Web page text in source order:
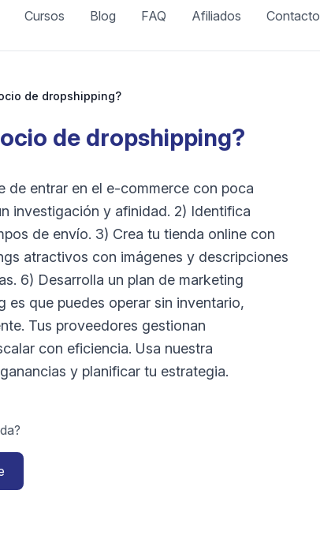
Cursos Blog FAQ Afiliados Contacto
de dropshipping?
de dropshipping?
de entrar en el e-commerce con poca
investigación y afinidad. 2) Identifica
de envío. 3) Crea tu tienda online con
atractivos con imágenes y descripciones
6) Desarrolla un plan de marketing
es que puedes operar sin inventario,
Tus proveedores gestionan
con eficiencia. Usa nuestra
y planificar tu estrategia.